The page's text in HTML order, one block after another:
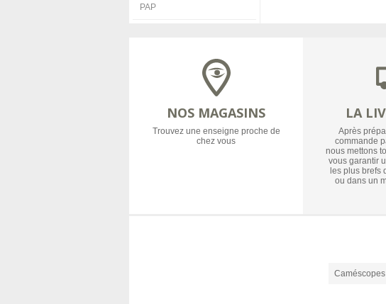
PAP
NOS MAGASINS
Trouvez une enseigne proche de
chez vous
LA
Après
commande
nous mettons
vous garantir
les plus brefs
ou dans un